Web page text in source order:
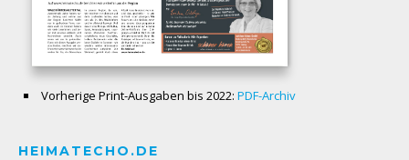
Vorherige Print-Ausgaben bis 2022: PDF-Archiv
HEIMATECHO.DE